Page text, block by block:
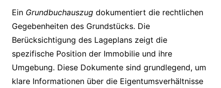
Ein Grundbuchauszugdokumentiert die rechtlichen
Gegebenheiten des Grundstücks. Die
Berücksichtigung des Lageplans zeigt die
spezifische Position der Immobilie und ihre
Umgebung. Diese Dokumente sind grundlegend, um
klare Informationen über die Eigentumsverhältnisse